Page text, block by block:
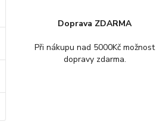
Doprava ZDARMA
Při nákupu nad 5000Kč možnost
dopravy zdarma.